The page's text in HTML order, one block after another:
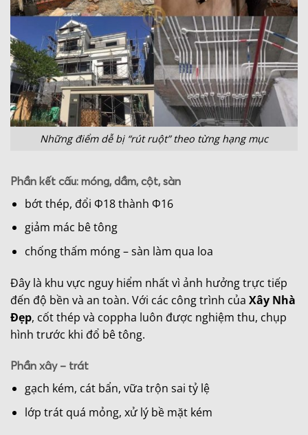
Những điểm dễ bị “rút ruột” theo từng hạng mục
Phần kết cấu: móng, dầm, cột, sàn
bớt thép, đổi Φ18 thành Φ16
giảm mác bê tông
chống thấm móng – sàn làm qua loa
Đây là khu vực nguy hiểm nhất vì ảnh hưởng trực tiếp
đến độ bền và an toàn. Với các công trình của Xây Nhà
Đẹp, cốt thép và coppha luôn được nghiệm thu, chụp
hình trước khi đổ bê tông.
Phần xây – trát
gạch kém, cát bẩn, vữa trộn sai tỷ lệ
lớp trát quá mỏng, xử lý bề mặt kém